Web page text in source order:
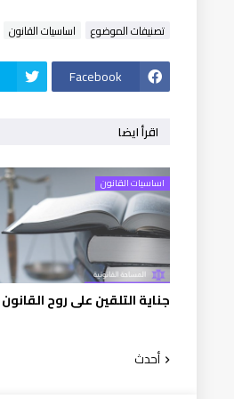
تصنيفات الموضوع اساسيات القانون
Facebook
اقرأ ايضا
اساسيات القانون
جناية التلقين على روح القانون
أحدث